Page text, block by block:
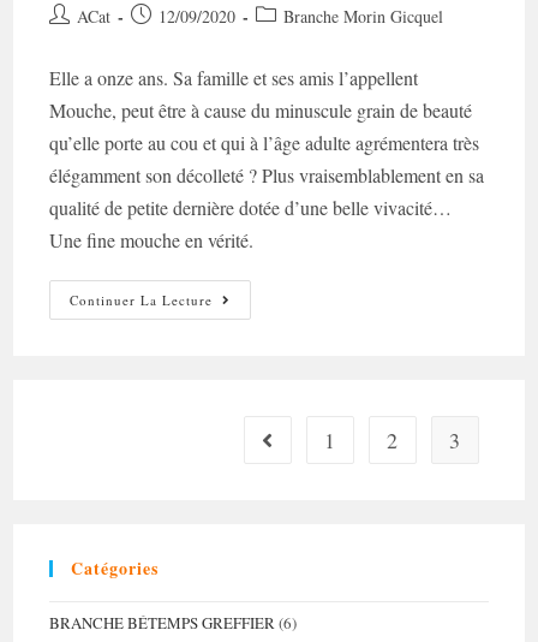
Auteur/autrice
publication :
ACat
Post 12/09/2020
PostBranche Morin Gicquel
Elle a onze ans. Sa famille et ses amis l’appellent
Mouche, peut être à cause du minuscule grain de beauté
qu’elle porte au cou et qui à l’âge adulte agrémentera très
élégamment son décolleté ? Plus vraisemblablement en sa
qualité de petite dernière dotée d’une belle vivacité…
Une fine mouche en vérité.
Continuer La Lecture Une
Fine
Go to the previous page
1 2 3
Catégories
BRANCHE BÉTEMPS GREFFIER(6)